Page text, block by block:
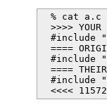
% cat
>>>> YOUR
#include
====
#include
====
#include
<<<<